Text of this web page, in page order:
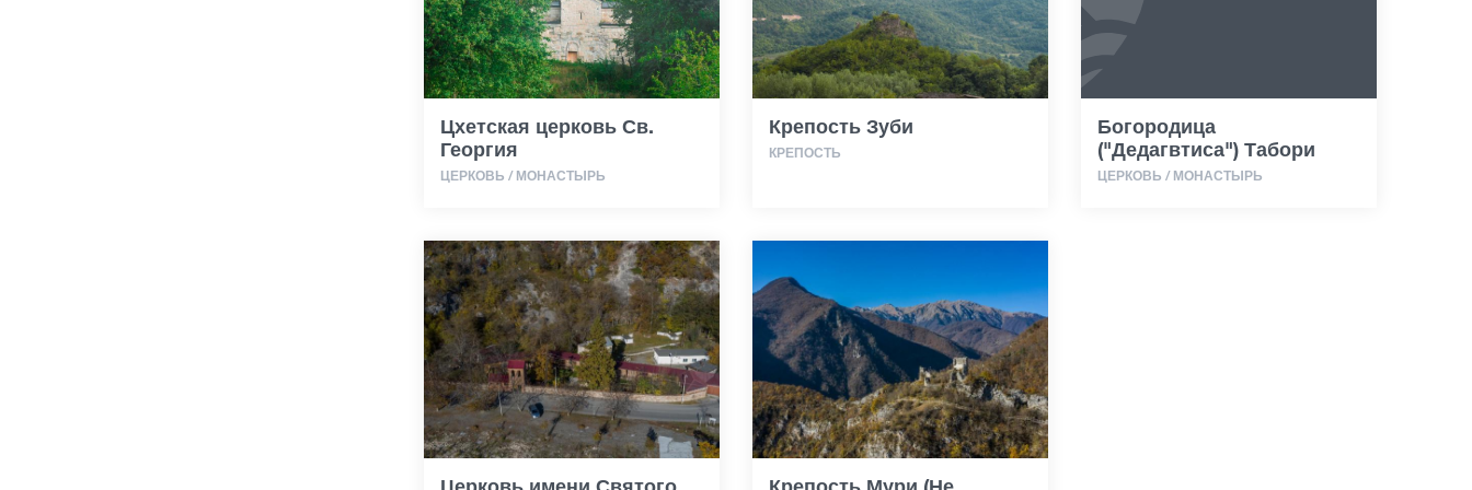
Цхетская церковь Св.
Георгия
ЦЕРКОВЬ / МОНАСТЫРЬ
Крепость Зуби
КРЕПОСТЬ
Богородица
("Дедагвтиса") Табори
ЦЕРКОВЬ / МОНАСТЫРЬ